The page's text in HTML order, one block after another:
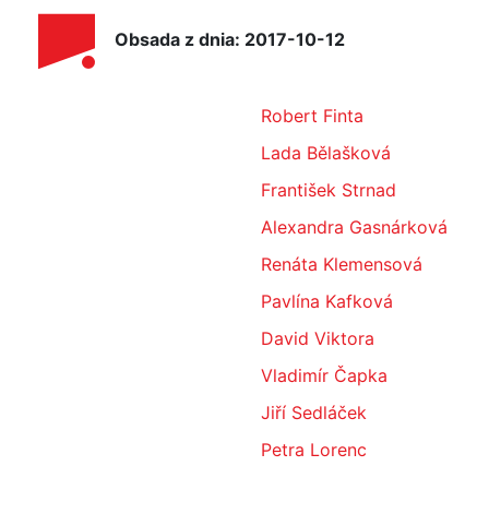
Obsada z dnia: 2017-10-12
Robert Finta
Lada Bělašková
František Strnad
Alexandra Gasnárková
Renáta Klemensová
Pavlína Kafková
David Viktora
Vladimír Čapka
Jiří Sedláček
Petra Lorenc